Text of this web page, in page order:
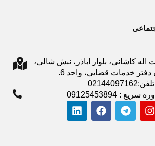
اله کاشانی، بلوار اباذر، نبش شالی،
ساختمان دفتر خدمات قضایی، واحد 6.
تلفن:02144097162
: 09125453894